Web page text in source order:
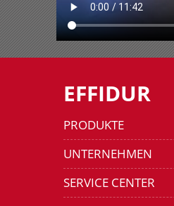
EFFIDUR
PRODUKTE
UNTERNEHMEN
SERVICE CENTER